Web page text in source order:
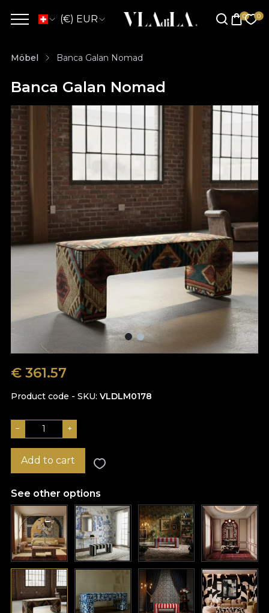
(€) EUR
Möbel Banca Galan Nomad
Banca Galan Nomad
€ 361.57
Product code - SKU VLDLM0178
− +
Add to cart
See other options